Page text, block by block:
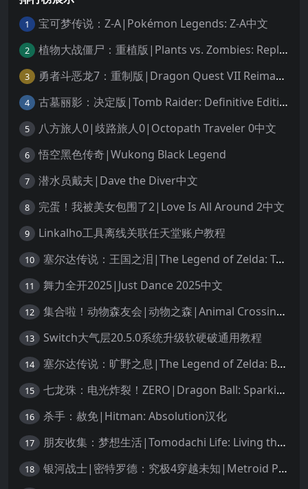
1 宝可梦传说：Z-A|Pokémon Legends: Z-A中文
2 植物大战僵尸：重植版|Plants vs. Zombies: Replanted中文
3 勇者斗恶龙7：重制版|Dragon Quest VII Reimagined中文
4 古墓丽影：决定版|Tomb Raider: Definitive Edition中文
5 八方旅人0|歧路旅人0|Octopath Traveler 0中文
6 悟空黑色传奇|Wukong Black Legend
7 潜水员戴夫|Dave the Diver中文
8 完蛋！我被美女包围了2|Love Is All Around 2中文
9 Linkalho工具离线关联任天堂账户教程
10 塞尔达传说：王国之泪|The Legend of Zelda: Tears of the Kingdom中文
11 舞力全开2025|Just Dance 2025中文
12 集合啦！动物森友会|动物之森|Animal Crossing: New Horizons中文
13 Switch大气层20.5.0系统升级软硬破通用教程
14 塞尔达传说：旷野之息|The Legend of Zelda: Breath of the Wild中文
15 七龙珠：电光炸裂！ZERO|Dragon Ball: Sparking! Zero中文
16 杀手：赦免|Hitman: Absolution汉化
17 朋友收集：梦想生活|Tomodachi Life: Living the Dream中文
18 银河战士|密特罗德：究极4穿越未知|Metroid Prime 4: Beyond中文